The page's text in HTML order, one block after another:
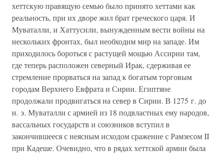
хеттскую правящую семью было принято хеттами как
реальность, при их дворе жил брат греческого царя. И
Муваталли, и Хаттусили, вынужденным вести войны на
нескольких фронтах, был необходим мир на западе. Им
приходилось бороться с растущей мощью Ассирии там,
где теперь расположен северный Ирак, сдерживая ее
стремление прорваться на запад к богатым торговым
городам Верхнего Евфрата и Сирии. Египтяне
продолжали продвигаться на север в Сирии. В 1275 г. до
н. э. Муваталли с армией из 18 подвластных ему народов,
вассальных государств и союзников вступил в
закончившееся с неясным исходом сражение с Рамзесом II
при Кадеше. Очевидно, что в рядах хеттской армии была